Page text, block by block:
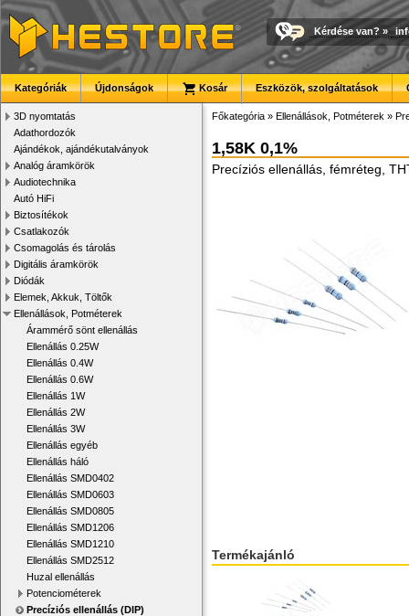
Kérdése van? »
Kategóriák Újdonságok Kosár Eszközök, szolgáltatások
3D nyomtatás
Adathordozók
Ajándékok, ajándékutalványok
Analóg áramkörök
Audiotechnika
Autó HiFi
Biztosítékok
Csatlakozók
Csomagolás és tárolás
Digitális áramkörök
Diódák
Elemek, Akkuk, Töltők
Ellenállások, Potméterek
Árammérő sönt ellenállás
Ellenállás 0.25W
Ellenállás 0.4W
Ellenállás 0.6W
Ellenállás 1W
Ellenállás 2W
Ellenállás 3W
Ellenállás egyéb
Ellenállás háló
Ellenállás SMD0402
Ellenállás SMD0603
Ellenállás SMD0805
Ellenállás SMD1206
Ellenállás SMD1210
Ellenállás SMD2512
Huzal ellenállás
Potenciométerek
Precíziós ellenállás (DIP)
Főkategória » Ellenállások, Potméterek »
1,58K 0,1%
Precíziós ellenállás, fémréteg,
Termékajánló